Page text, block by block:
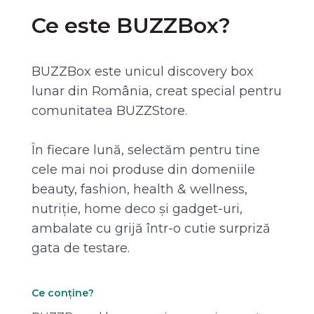
Ce este BUZZBox?
BUZZBox este unicul discovery box
lunar din România, creat special pentru
comunitatea BUZZStore.
În fiecare lună, selectăm pentru tine
cele mai noi produse din domeniile
beauty, fashion, health & wellness,
nutriție, home deco și gadget-uri,
ambalate cu grijă într-o cutie surpriză
gata de testare.
Ce conține?